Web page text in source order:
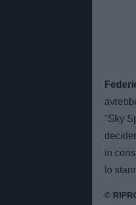
"Sky
in
lo